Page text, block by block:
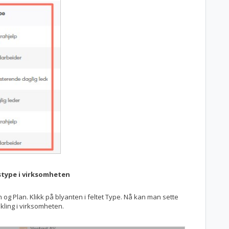
i virksomheten
Plan. Klikk på blyanten i feltet Type. Nå kan man sette
i virksomheten.